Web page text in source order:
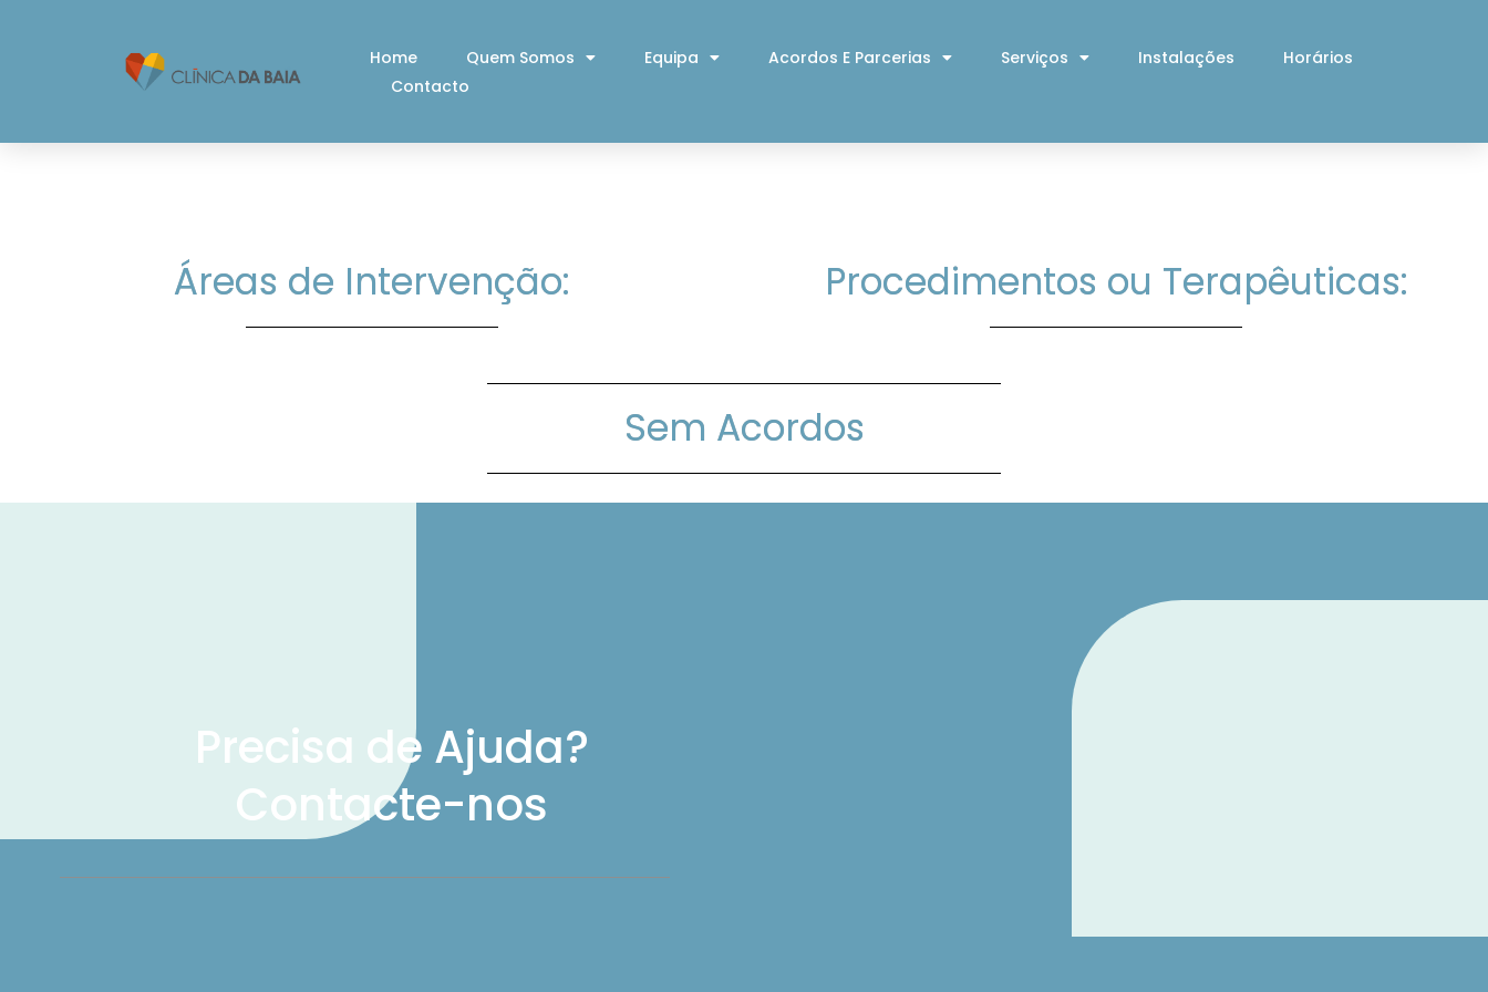
Home Quem Somos Equipa Acordos E Parcerias Serviços Instalações
Horários
Contacto
Áreas de Intervenção: Procedimentos ou Terapêuticas:
Sem Acordos
Precisa de Ajuda?
Contacte-nos